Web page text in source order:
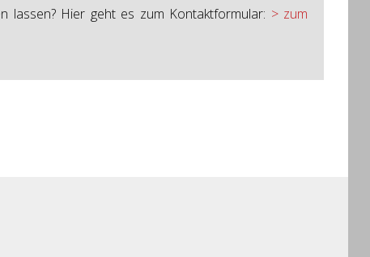
lassen? Hier geht es zum Kontaktformular: > zum